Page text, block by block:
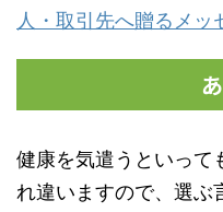
人・取引先へ贈るメッ
健康を気遣うといって
れ違いますので、選ぶ